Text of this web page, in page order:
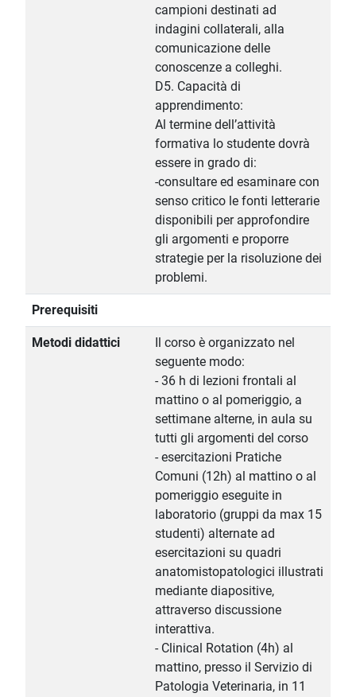
campioni destinati ad
indagini collaterali, alla
comunicazione delle
conoscenze a colleghi.
D5. Capacità di
apprendimento:
Al termine dell’attività
formativa lo studente dovrà
essere in grado di:
-consultare ed esaminare con
senso critico le fonti letterarie
disponibili per approfondire
gli argomenti e proporre
strategie per la risoluzione dei
problemi.
Prerequisiti
Metodi didattici
Il corso è organizzato nel
seguente modo:
- 36 h di lezioni frontali al
mattino o al pomeriggio, a
settimane alterne, in aula su
tutti gli argomenti del corso
- esercitazioni Pratiche
Comuni (12h) al mattino o al
pomeriggio eseguite in
laboratorio (gruppi da max 15
studenti) alternate ad
esercitazioni su quadri
anatomistopatologici illustrati
mediante diapositive,
attraverso discussione
interattiva.
- Clinical Rotation (4h) al
mattino, presso il Servizio di
Patologia Veterinaria, in 11